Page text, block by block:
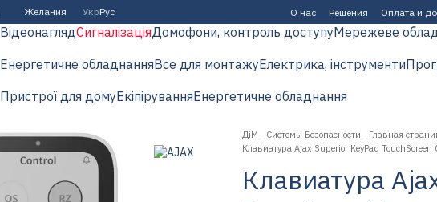
Желания УкрРус О нас Решения Оплата и
ВідеонаглядСигналізаціяДомофони, контроль доступуМережеве
Енергетичне обладнанняВсе для монтажуЕлектрика, інструменти
Пристрої для домуЕкіпіруванняЕнергетичне обладнання
ДіМ - Системы Безопасности - Главная
Клавиатура Ajax Superior KeyPad TouchScreen
Клавиатура